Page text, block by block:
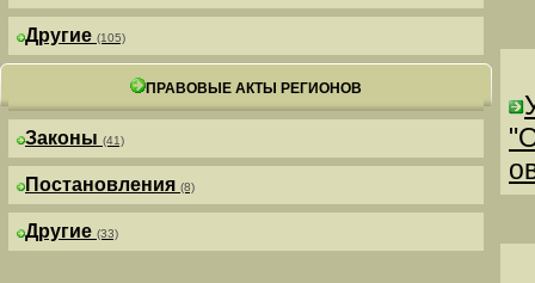
Другие (105)
ПРАВОВЫЕ АКТЫ РЕГИОНОВ
Законы (41)
Постановления (8)
Другие (33)